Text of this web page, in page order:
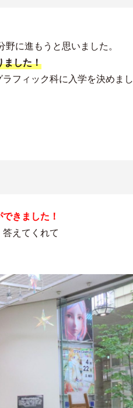
野に進もうと思いました。
ました！
フィック科に入学を決めまし
きました！
えてくれて